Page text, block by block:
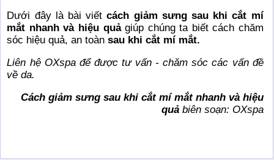
Dưới đây là bài viếtcách giảm sưng sau khi cắt mí
mắt nhanh và hiệu quảgiúp chúng ta biết cách chăm
sóc hiệu quả, an toànsau khi cắt mí mắt.
Liên hệ OXspađể được tư vấn - chăm sóc các vấn đề
về da.
Cách giảm sưng sau khi cắt mí mắt nhanh và hiệu
quả biên soạn: OXspa